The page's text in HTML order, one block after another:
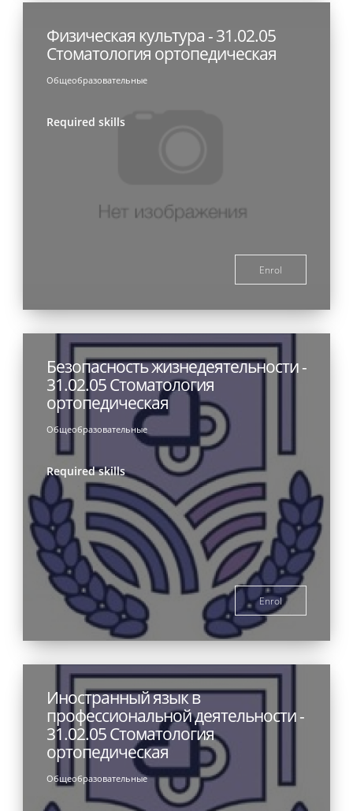
Физическая культура - 31.02.05
Стоматология ортопедическая
Общеобразовательные
Required skills
Enrol
Безопасность жизнедеятельности -
31.02.05 Стоматология
ортопедическая
Общеобразовательные
Required skills
Enrol
Иностранный язык в
профессиональной деятельности -
31.02.05 Стоматология
ортопедическая
Общеобразовательные